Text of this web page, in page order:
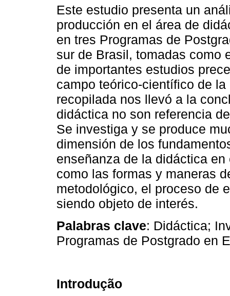
Este estudio presenta un
producción en el área de
en tres Programas de
sur de Brasil, tomadas como
de importantes estudios
campo teórico-científico de
recopilada nos llevó a la
didáctica no son referencia
Se investiga y se produce
dimensión de los
enseñanza de la didáctica
como las formas y maneras
metodológico, el proceso de
siendo objeto de interés.
Palabras clave: Didáctica;
Programas de Postgrado en
Introdução